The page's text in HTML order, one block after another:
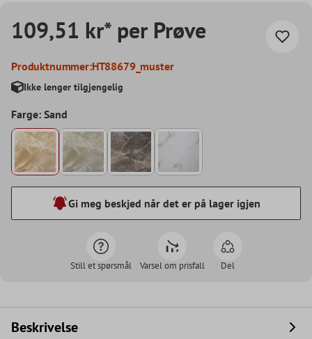
109,51 kr* per Prøve
Produktnummer:HT88679_muster
Ikke lenger tilgjengelig
Farge: Sand
Gi meg beskjed når det er på lager igjen
Still et spørsmål Varsel om prisfall Del
Beskrivelse